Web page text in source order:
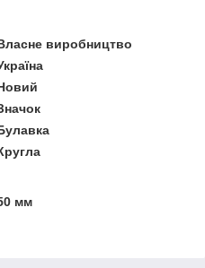
виробництво
мм